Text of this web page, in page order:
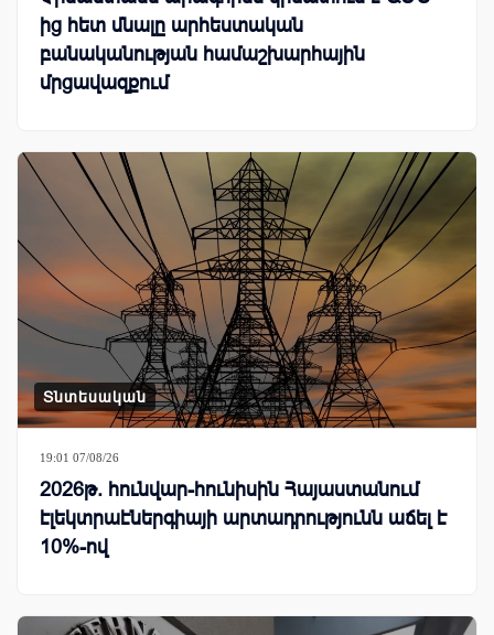
ից հետ մնալը արհեստական
բանականության համաշխարհային
մրցավազքում
Տնտեսական
19:01 07/08/26
2026թ. հունվար-հունիսին Հայաստանում
էլեկտրաէներգիայի արտադրությունն աճել է
10%-ով